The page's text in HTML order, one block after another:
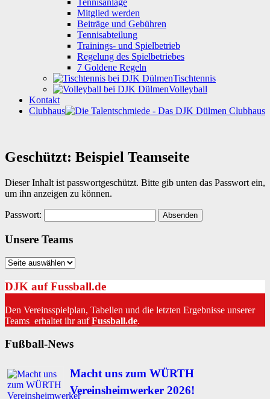
Tennisanlage
Mitglied werden
Beiträge und Gebühren
Tennisabteilung
Trainings- und Spielbetrieb
Regelung des Spielbetriebes
7 Goldene Regeln
Tischtennis
Volleyball
Kontakt
Clubhaus
Geschützt: Beispiel Teamseite
Dieser Inhalt ist passwortgeschützt. Bitte gib unten das Passwort ein,
um ihn anzeigen zu können.
Passwort:
Unsere Teams
Unsere
DJK auf Fussball.de
Den Vereinsspielplan, Tabellen und die letzten Ergebnisse unserer
Teams erhaltet ihr aufFussball.de.
Fußball-News
Macht uns zum WÜRTH
Vereinsheimwerker 2026!